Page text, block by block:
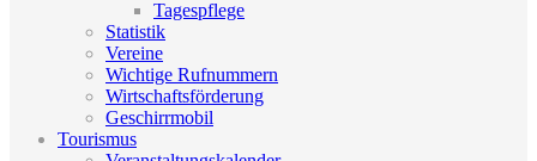
Tagespflege
Statistik
Vereine
Wichtige Rufnummern
Wirtschaftsförderung
Geschirrmobil
Tourismus